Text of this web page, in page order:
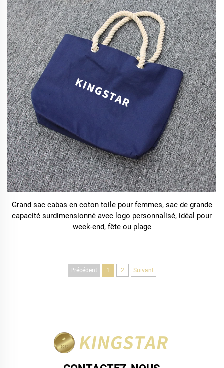
Grand sac cabas en coton toile pour femmes, sac de grande
capacité surdimensionné avec logo personnalisé, idéal pour
week-end, fête ou plage
Précédent 1 2 Suivant